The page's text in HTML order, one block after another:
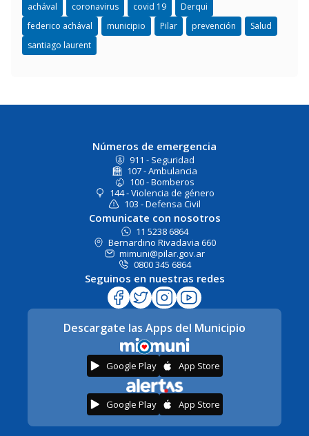
achával coronavirus covid 19
Derqui
federico achával
municipio Pilar prevención
Salud
santiago laurent
Números de emergencia
911 - Seguridad
107 - Ambulancia
100 - Bomberos
144 - Violencia de género
103 - Defensa Civil
Comunicate con nosotros
11 5238 6864
Bernardino Rivadavia 660
mimuni@pilar.gov.ar
0800 345 6864
Seguinos en nuestras redes
Descargate las Apps del Municipio
Google Play App Store
Google Play App Store